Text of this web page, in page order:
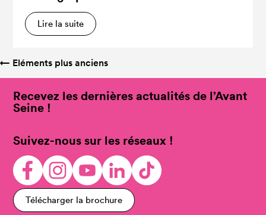
Lire la suite
← Eléments plus anciens
Recevez les dernières actualités de l’Avant
Seine !
Suivez-nous sur les réseaux !
Télécharger la brochure